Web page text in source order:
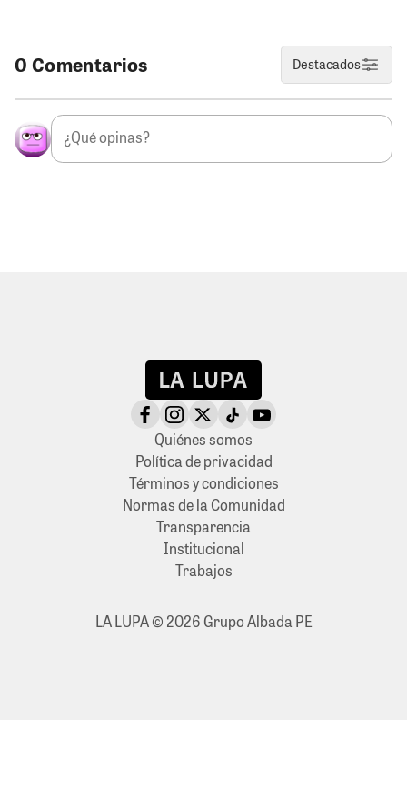
0 Comentarios Destacados
Quiénes somos
Política de privacidad
Términos y condiciones
Normas de la Comunidad
Transparencia
Institucional
Trabajos
LA LUPA © 2026 Grupo Albada PE